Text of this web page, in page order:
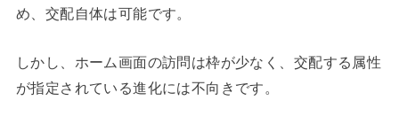
め、交配自体は可能です。
しかし、ホーム画面の訪問は枠が少なく、交配する属性
が指定されている進化には不向きです。